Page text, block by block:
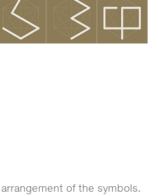
of the symbols.